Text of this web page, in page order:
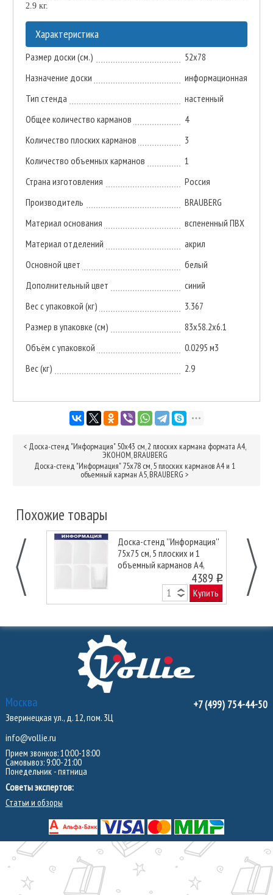
2.9 кг.
Характеристика
Размер доски (см.)
52x78
Назначение доски
информационная
Тип стенда
настенный
Общее количество карманов
4
Количество плоских карманов
3
Количество объемных карманов
1
Страна изготовления
Россия
Производитель
BRAUBERG
Материал основания
вспененный ПВХ
Материал отделений
акрил
Основной цвет
белый
Дополнительный цвет
синий
Вес с упаковкой (кг)
3.367
Размер в упаковке (см)
83x58.2x6.1
Объём с упаковкой
0.0295 м3
Вес (кг)
2.9
< Доска-стенд "Информация" 50х43 см, 2 плоских кармана формата А4,
ЭКОНОМ, BRAUBERG
Доска-стенд "Информация" 75х78 см, 5 плоских карманов А4 и 1
объемный карман А5, BRAUBERG >
Похожие товары
Доска-стенд ''Информация''
75х75 см, 5 плоских и 1
объемный карманов А4,
4389 o
Купить
Москва
Зверинецкая ул., д. 12, пом. 3Ц
info@vollie.ru
Прием звонков: 10:00-18:00
Самовывоз: 9:00-21:00
Понедельник - пятница
Советы экспертов:
Статьи и обзоры
+7 (499) 754-44-50